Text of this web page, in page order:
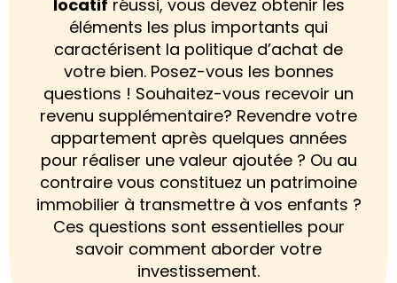
locatif réussi, vous devez obtenir les
éléments les plus importants qui
caractérisent la politique d’achat de
votre bien. Posez-vous les bonnes
questions ! Souhaitez-vous recevoir un
revenu supplémentaire? Revendre votre
appartement après quelques années
pour réaliser une valeur ajoutée ? Ou au
contraire vous constituez un patrimoine
immobilier à transmettre à vos enfants ?
Ces questions sont essentielles pour
savoir comment aborder votre
investissement.